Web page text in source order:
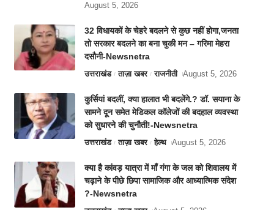
August 5, 2026
32 विधायकों के चेहरे बदलने से कुछ नहीं होगा,जनता
तो सरकार बदलने का बना चुकी मन – गरिमा मेहरा
दसौनी-Newsnetra
उत्तराखंड ताज़ा खबर राजनीती August 5, 2026
कुर्सियां बदलीं, क्या हालात भी बदलेंगे.? डॉ. सयाना के
सामने दून समेत मेडिकल कॉलेजों की बदहाल व्यवस्था
को सुधारने की चुनौती!-Newsnetra
उत्तराखंड ताज़ा खबर हेल्थ August 5, 2026
क्या है कांवड़ यात्रा में माँ गंगा के जल को शिवालय में
चढ़ाने के पीछे छिपा सामाजिक और आध्यात्मिक संदेश
?-Newsnetra